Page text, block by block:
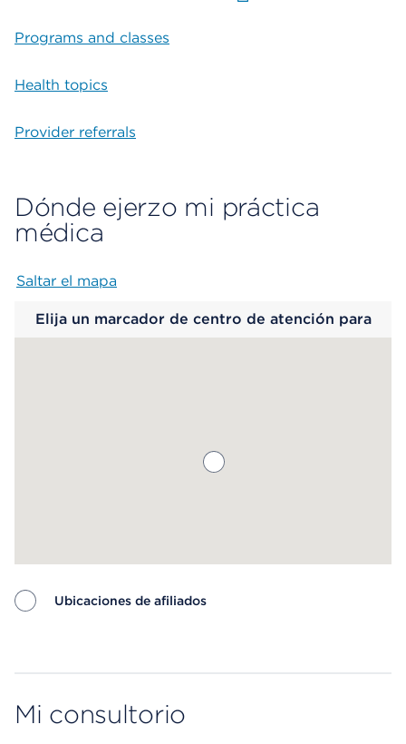
Programs and classes
Health topics
Provider referrals
Dónde ejerzo mi práctica
médica
Saltar el mapa
Elija un marcador de centro de atención para
Ubicaciones de afiliados
Mi consultorio